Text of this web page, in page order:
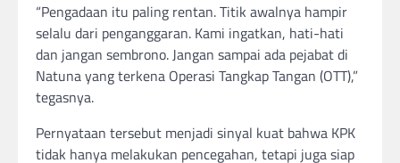
“Pengadaan itu paling rentan. Titik awalnya hampir
selalu dari penganggaran. Kami ingatkan, hati-hati
dan jangan sembrono. Jangan sampai ada pejabat di
Natuna yang terkena Operasi Tangkap Tangan (OTT),”
tegasnya.
Pernyataan tersebut menjadi sinyal kuat bahwa KPK
tidak hanya melakukan pencegahan, tetapi juga siap